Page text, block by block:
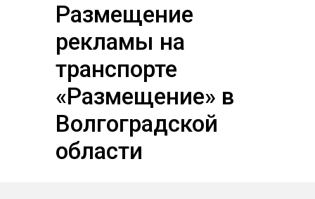
Размещение
рекламы на
транспорте
«Размещение» в
Волгоградской
области